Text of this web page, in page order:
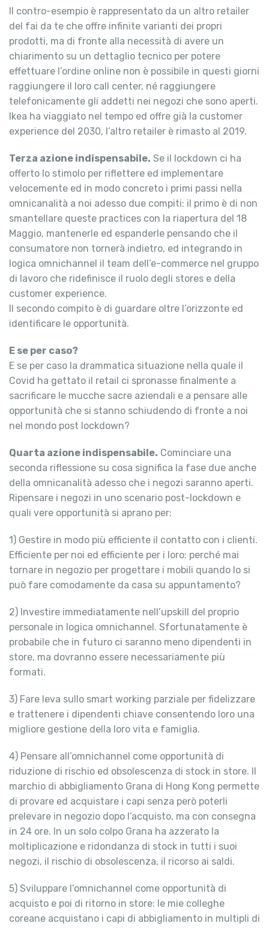
Il contro-esempio è rappresentato da un altro retailer
del fai da te che offre infinite varianti dei propri
prodotti, ma di fronte alla necessità di avere un
chiarimento su un dettaglio tecnico per potere
effettuare l’ordine online non è possibile in questi giorni
raggiungere il loro call center, né raggiungere
telefonicamente gli addetti nei negozi che sono aperti.
Ikea ha viaggiato nel tempo ed offre già la customer
experience del 2030, l’altro retailer è rimasto al 2019.
Terza azione indispensabile. Se il lockdown ci ha
offerto lo stimolo per riflettere ed implementare
velocemente ed in modo concreto i primi passi nella
omnicanalità a noi adesso due compiti: il primo è di non
smantellare queste practices con la riapertura del 18
Maggio, mantenerle ed espanderle pensando che il
consumatore non tornerà indietro, ed integrando in
logica omnichannel il team dell’e-commerce nel gruppo
di lavoro che ridefinisce il ruolo degli stores e della
customer experience.
Il secondo compito è di guardare oltre l’orizzonte ed
identificare le opportunità.
E se per caso?
E se per caso la drammatica situazione nella quale il
Covid ha gettato il retail ci spronasse finalmente a
sacrificare le mucche sacre aziendali e a pensare alle
opportunità che si stanno schiudendo di fronte a noi
nel mondo post lockdown?
Quarta azione indispensabile. Cominciare una
seconda riflessione su cosa significa la fase due anche
della omnicanalità adesso che i negozi saranno aperti.
Ripensare i negozi in uno scenario post-lockdown e
quali vere opportunità si aprano per:
1) Gestire in modo più efficiente il contatto con i clienti.
Efficiente per noi ed efficiente per i loro: perché mai
tornare in negozio per progettare i mobili quando lo si
può fare comodamente da casa su appuntamento?
2) Investire immediatamente nell’upskill del proprio
personale in logica omnichannel. Sfortunatamente è
probabile che in futuro ci saranno meno dipendenti in
store, ma dovranno essere necessariamente più
formati.
3) Fare leva sullo smart working parziale per fidelizzare
e trattenere i dipendenti chiave consentendo loro una
migliore gestione della loro vita e famiglia.
4) Pensare all’omnichannel come opportunità di
riduzione di rischio ed obsolescenza di stock in store. Il
marchio di abbigliamento Grana di Hong Kong permette
di provare ed acquistare i capi senza però poterli
prelevare in negozio dopo l’acquisto, ma con consegna
in 24 ore. In un solo colpo Grana ha azzerato la
moltiplicazione e ridondanza di stock in tutti i suoi
negozi, il rischio di obsolescenza, il ricorso ai saldi.
5) Sviluppare l’omnichannel come opportunità di
acquisto e poi di ritorno in store: le mie colleghe
coreane acquistano i capi di abbigliamento in multipli di